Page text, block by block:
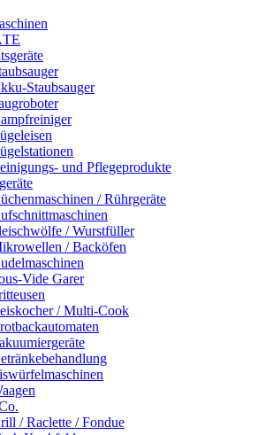
Staubsauger
und Pflegeprodukte
/ Rührgeräte
/ Wurstfüller
/ Backöfen
Vide Garer
/ Multi-Cook
/ Raclette / Fondue